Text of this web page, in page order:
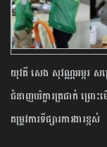
យុវតី សេង សុវណ្ណអម្ពរ សម្
ជំនាញបរិក្ខារត្រជាក់ ព្រោ
តម្រូវការទីផ្សារការងារខ្ពស់